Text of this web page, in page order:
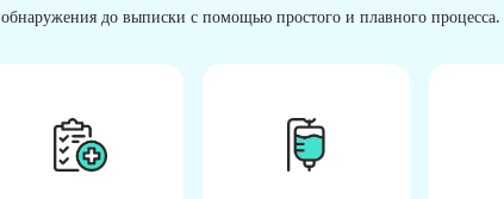
до выписки с помощью простого и плавного процесса.